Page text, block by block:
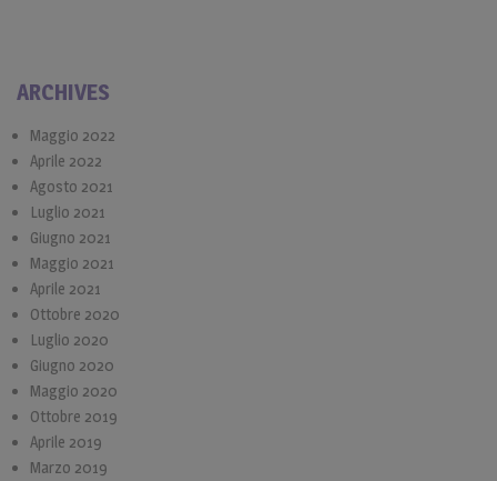
ARCHIVES
Maggio 2022
Aprile 2022
Agosto 2021
Luglio 2021
Giugno 2021
Maggio 2021
Aprile 2021
Ottobre 2020
Luglio 2020
Giugno 2020
Maggio 2020
Ottobre 2019
Aprile 2019
Marzo 2019